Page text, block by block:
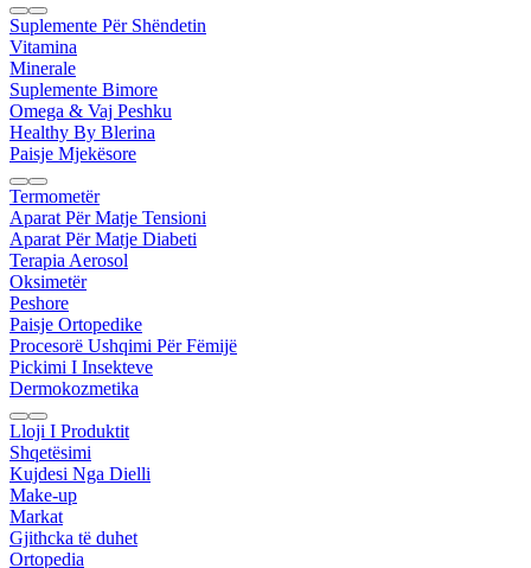
Suplemente Për Shëndetin
Vitamina
Minerale
Suplemente Bimore
Omega & Vaj Peshku
Healthy By Blerina
Paisje Mjekësore
Termometër
Aparat Për Matje Tensioni
Aparat Për Matje Diabeti
Terapia Aerosol
Oksimetër
Peshore
Paisje Ortopedike
Procesorë Ushqimi Për Fëmijë
Pickimi I Insekteve
Dermokozmetika
Lloji I Produktit
Shqetësimi
Kujdesi Nga Dielli
Make-up
Markat
Gjithcka të duhet
Ortopedia